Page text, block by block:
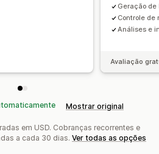
Atribuição de chat
agente
Geração de
Controle de
Análises e
Avaliação
Mostrar original
em USD. Cobranças recorrentes e
a cada 30 dias. Ver todas as opções